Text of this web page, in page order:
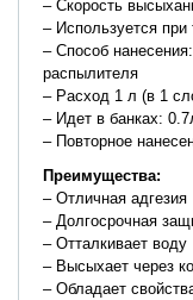
– Скорость
– Используется
– Способ
распылителя
– Расход 1 л (в 1
– Идет в банках:
– Повторное
Преимущества:
– Отличная адгезия
– Долгосрочная
– Отталкивает воду
– Высыхает через
– Обладает